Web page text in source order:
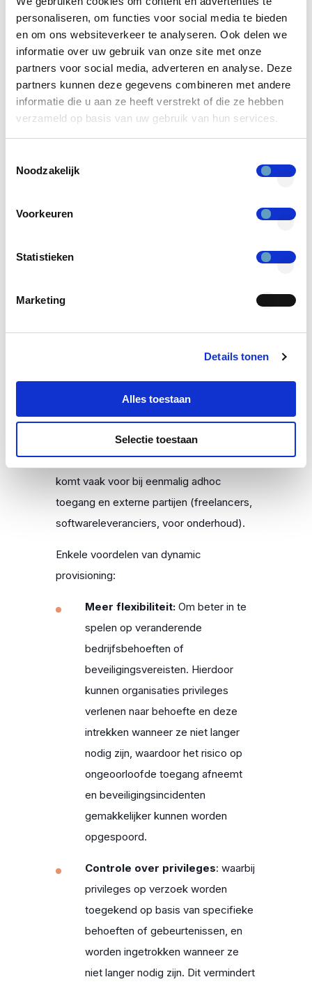
personaliseren, om functies voor social media te bieden
en om ons websiteverkeer te analyseren. Ook delen we
informatie over uw gebruik van onze site met onze
partners voor social media, adverteren en analyse. Deze
partners kunnen deze gegevens combineren met andere
informatie die u aan ze heeft verstrekt of die ze hebben
verzameld op basis van uw gebruik van hun services.
Noodzakelijk
Voorkeuren
Statistieken
Marketing
Details tonen
Alles toestaan
Selectie toestaan
users goed te beschermen tegen
bedreigingen en te informeren over de
juiste security. Bij het toekennen van de
juiste toegang worden “standaard”
privileges, static provisioning, handmatig
toegekend en blijven ze hetzelfde totdat
ze worden bijgewerkt of ingetrokken.
langdurige toegang tot systemen of
Nadelen van statisch provisioned
accounts (te veel rechten toekennen),
fouten en compliance issues.
Dynamic provisioning stelt beheerders in
staat om snel rechten toe te kennen aan
nodig zijn, en ze in te trekken wanneer ze
niet langer nodig zijn. Deze aanpak is
geschikt voor tijdelijke toegang
toekennen tot accounts en systemen.Dit
komt vaak voor bij eenmalig adhoc
toegang en externe partijen (freelancers,
softwareleveranciers, voor onderhoud).
Enkele voordelen van dynamic
provisioning:
Meer flexibiliteit: Om beter in te
spelen op veranderende
bedrijfsbehoeften of
beveiligingsvereisten. Hierdoor
kunnen organisaties privileges
verlenen naar behoefte en deze
intrekken wanneer ze niet langer
nodig zijn, waardoor het risico op
ongeoorloofde toegang afneemt
en beveiligingsincidenten
gemakkelijker kunnen worden
opgespoord.
Controle over privileges: waarbij
privileges op verzoek worden
toegekend op basis van specifieke
behoeften of gebeurtenissen, en
worden ingetrokken wanneer ze
niet langer nodig zijn. Dit vermindert